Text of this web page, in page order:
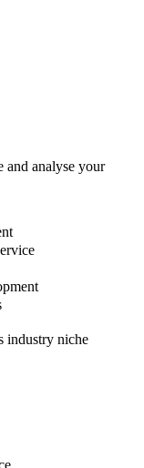
analyse your
industry niche